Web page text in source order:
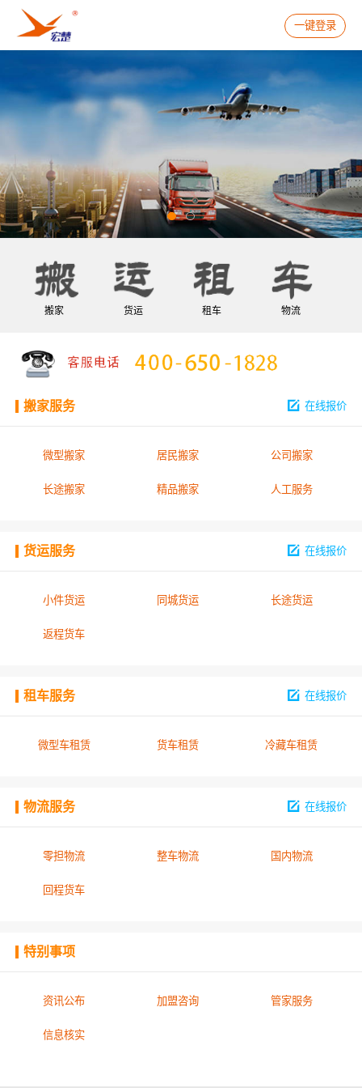
一键登录
搬家 货运 租车 物流
在线报价
搬家服务
微型搬家 居民搬家 公司搬家
长途搬家 精品搬家 人工服务
在线报价
货运服务
小件货运 同城货运 长途货运
返程货车
在线报价
租车服务
微型车租赁 货车租赁 冷藏车租赁
在线报价
物流服务
零担物流 整车物流 国内物流
回程货车
特别事项
资讯公布 加盟咨询 管家服务
信息核实